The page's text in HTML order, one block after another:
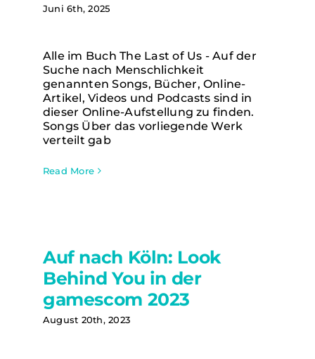
Songliste und Bibliographie zu “The
Last of Us – Auf der Suche nach
Menschlichkeit”
Juni 6th, 2025
Alle im Buch The Last of Us - Auf der
Suche nach Menschlichkeit
genannten Songs, Bücher, Online-
Artikel, Videos und Podcasts sind in
dieser Online-Aufstellung zu finden.
Songs Über das vorliegende Werk
verteilt gab
Read More
der gamescom 2023
Auf nach Köln: Look
Behind You in der
gamescom 2023
August 20th, 2023